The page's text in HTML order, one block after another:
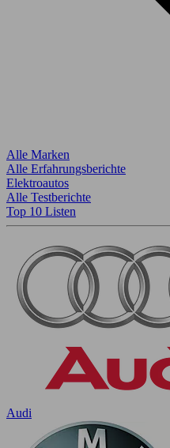
Alle Marken
Alle Erfahrungsberichte
Elektroautos
Alle Testberichte
Top 10 Listen
Audi